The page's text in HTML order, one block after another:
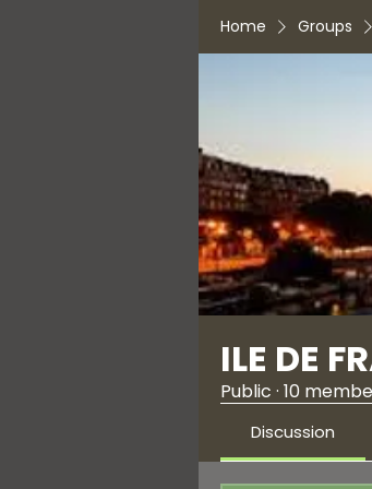
Home Groups
ILE DE
Public · 10
Discussion